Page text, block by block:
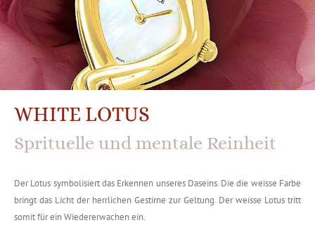
WHITE LOTUS
Sprituelle und mentale Reinheit
Der Lotus symbolisiert das Erkennen unseres Daseins. Die die weisse Farbe
bringt das Licht der herrlichen Gestirne zur Geltung. Der weisse Lotus tritt
somit für ein Wiedererwachen ein.